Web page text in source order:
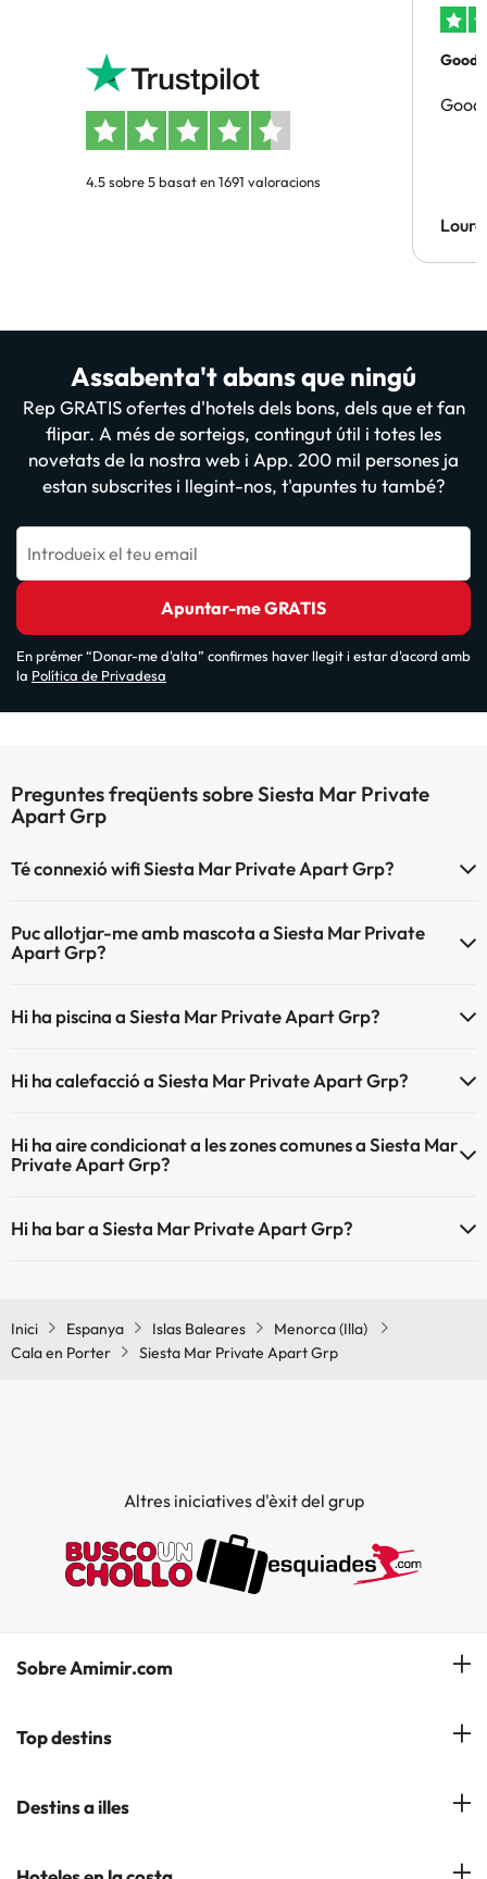
4.5 sobre 5 basat en 1691 valoracions
Good
Good
Assabenta't abans que ningú
Rep GRATIS ofertes d'hotels dels bons, dels que et fan
flipar. A més de sorteigs, contingut útil i totes les
novetats de la nostra web i App. 200 mil persones ja
estan subscrites i llegint-nos, t'apuntes tu també?
Introdueix el teu email
Apuntar-me GRATIS
En prémer “Donar-me d'alta” confirmes haver llegit i estar d'acord amb
la Política de Privadesa
Preguntes freqüents sobre Siesta Mar Private
Apart Grp
Té connexió wifi Siesta Mar Private Apart Grp?
Puc allotjar-me amb mascota a Siesta Mar Private
Apart Grp?
Hi ha piscina a Siesta Mar Private Apart Grp?
pagament) Aquí tens més info sobre la piscina i altres instal·lacions.
Hi ha calefacció a Siesta Mar Private Apart Grp?
Hi ha aire condicionat a les zones comunes a Siesta Mar
Private Apart Grp?
comunes.
Hi ha bar a Siesta Mar Private Apart Grp?
Inici Espanya Islas Baleares
Menorca (Illa)
Cala en Porter
Siesta Mar Private Apart Grp
Altres iniciatives d'èxit del grup
Sobre Amimir.com
¿Qui som?
Opinions
Top destins
Hotels a Salou
Destins a illes
Hotels a les Illes Balears